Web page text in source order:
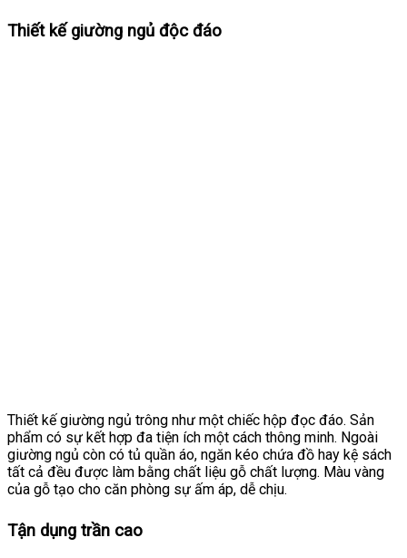
Thiết kế giường ngủ độc đáo
Thiết kế giường ngủ trông như một chiếc hộp đọc đáo. Sản
phẩm có sự kết hợp đa tiện ích một cách thông minh. Ngoài
giường ngủ còn có tủ quần áo, ngăn kéo chứa đồ hay kệ sách
tất cả đều được làm bằng chất liệu gỗ chất lượng. Màu vàng
của gỗ tạo cho căn phòng sự ấm áp, dễ chịu.
Tận dụng trần cao